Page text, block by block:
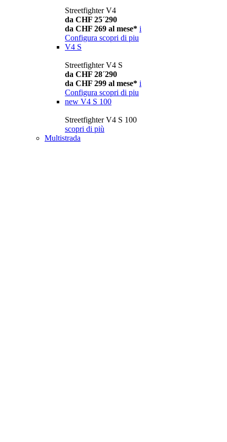
Streetfighter V4
da CHF 25´290
da CHF 269 al mese* i
Configura scopri di piu
V4 S
Streetfighter V4 S
da CHF 28´290
da CHF 299 al mese* i
Configura scopri di piu
new V4 S 100
Streetfighter V4 S 100
scopri di più
Multistrada